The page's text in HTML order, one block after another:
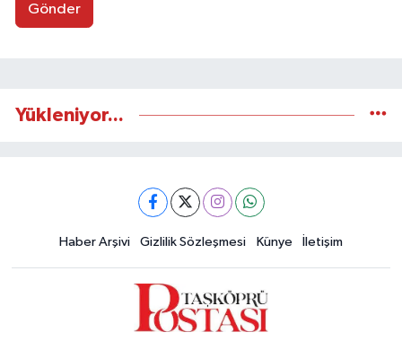
Gönder
Yükleniyor...
Haber Arşivi Gizlilik Sözleşmesi Künye İletişim